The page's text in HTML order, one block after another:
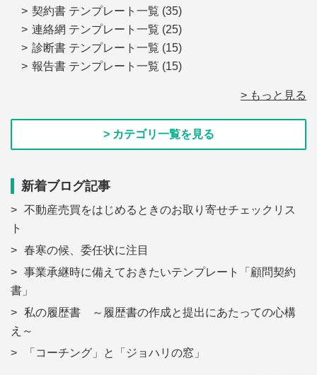
契約書 テンプレート一覧 (35)
連絡網 テンプレート一覧 (25)
診断書 テンプレート一覧 (15)
報告書 テンプレート一覧 (15)
> もっと見る
> カテゴリ一覧を見る
新着ブログ記事
不動産売買をはじめるときのお取り寄せチェックリス
ト
春寒の候、委任状に注目
事業承継時に備えておきたいテンプレート「顧問契約
書」
私の履歴書 ～履歴書の作成と提出にあたっての心構
え～
「コーチング」と「ジョハリの窓」